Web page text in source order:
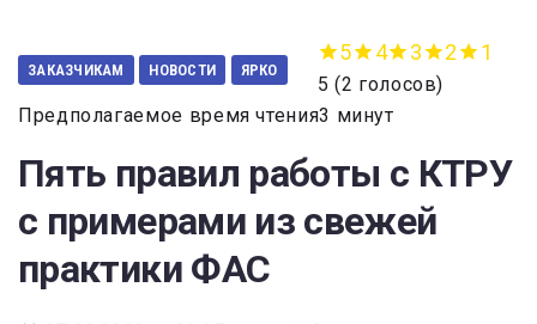
ЗАКАЗЧИКАМ НОВОСТИ ЯРКО
5 4 3 2 1
5 (2 голосов)
Предполагаемое время чтения3 минут
Пять правил работы с КТРУ
с примерами из свежей
практики ФАС